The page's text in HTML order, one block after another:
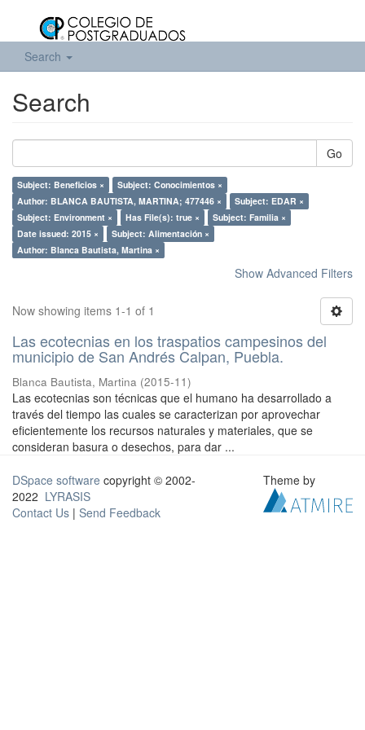
Search
Search
Go
Subject: Beneficios ×
Subject: Conocimientos ×
Author: BLANCA BAUTISTA, MARTINA; 477446 ×
Subject: EDAR ×
Subject: Environment ×
Has File(s): true ×
Subject: Familia ×
Date issued: 2015 ×
Subject: Alimentación ×
Author: Blanca Bautista, Martina ×
Show Advanced Filters
Now showing items 1-1 of 1
Las ecotecnias en los traspatios campesinos del
municipio de San Andrés Calpan, Puebla.
Blanca Bautista, Martina (2015-11)
Las ecotecnias son técnicas que el humano ha desarrollado a
través del tiempo las cuales se caracterizan por aprovechar
eficientemente los recursos naturales y materiales, que se
consideran basura o desechos, para dar ...
DSpace software copyright © 2002-
2022 LYRASIS
Contact Us | Send Feedback
Theme by